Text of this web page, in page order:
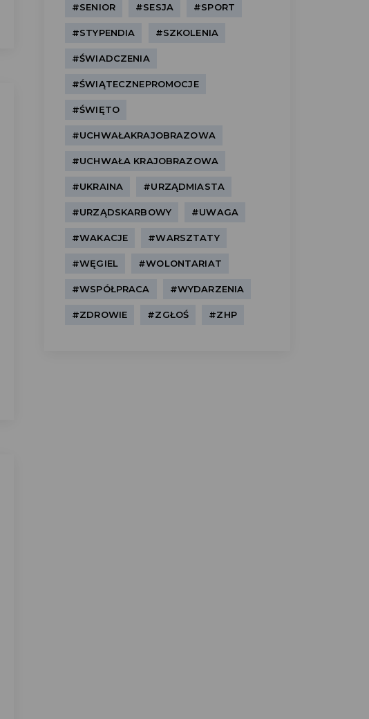
#SENIOR #SESJA #SPORT
#STYPENDIA #SZKOLENIA
#ŚWIADCZENIA
#ŚWIĄTECZNEPROMOCJE
#ŚWIĘTO
#UCHWAŁAKRAJOBRAZOWA
#UCHWAŁA KRAJOBRAZOWA
#UKRAINA #URZĄDMIASTA
#URZĄDSKARBOWY #UWAGA
#WAKACJE #WARSZTATY
#WĘGIEL #WOLONTARIAT
#WSPÓŁPRACA #WYDARZENIA
#ZDROWIE #ZGŁOŚ #ZHP